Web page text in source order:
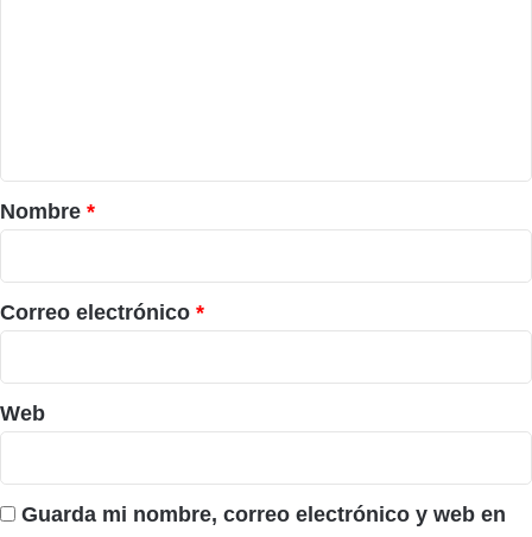
r
i
o
*
Nombre *
Correo electrónico *
Web
Guarda mi nombre, correo electrónico y web en